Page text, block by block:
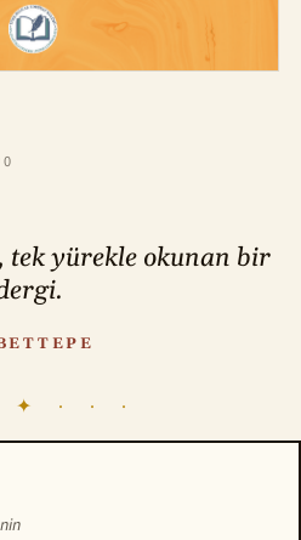
0
tek yürekle okunan bir
✦ · · ·